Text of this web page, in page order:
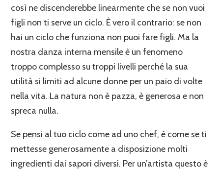
così ne discenderebbe linearmente che se non vuoi
figli non ti serve un ciclo. È vero il contrario: se non
hai un ciclo che funziona non puoi fare figli. Ma la
nostra danza interna mensile è un fenomeno
troppo complesso su troppi livelli perché la sua
utilità si limiti ad alcune donne per un paio di volte
nella vita. La natura non è pazza, è generosa e non
spreca nulla.
Se pensi al tuo ciclo come ad uno chef, è come se ti
mettesse generosamente a disposizione molti
ingredienti dai sapori diversi. Per un’artista questo è